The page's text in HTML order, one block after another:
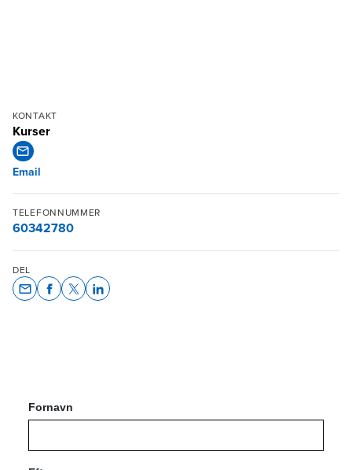
KONTAKT
Kurser
Email
TELEFONNUMMER
60342780
DEL
Fornavn